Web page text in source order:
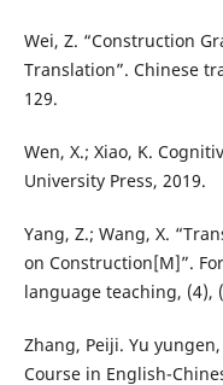
Wei, Z. “Construction
Translation”. Chinese
129.
Wen, X.; Xiao, K.
University Press, 2019.
Yang, Z.; Wang, X.
on Construction[M]”.
language teaching, (4),
Zhang, Peiji. Yu
Course in English-